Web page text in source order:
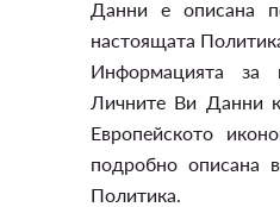
Данни е описана
настоящата
Информацията за
Личните Ви Данни
Европейското
подробно описана
Политика.